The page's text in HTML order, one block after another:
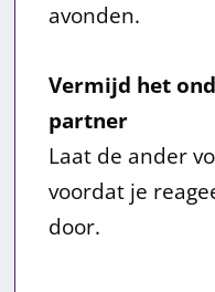
avonden.
Vermijd het
partner
Laat de ander
voordat je
door.